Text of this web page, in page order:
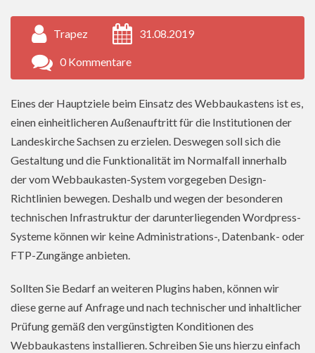
Trapez 31.08.2019
0 Kommentare
Eines der Hauptziele beim Einsatz des Webbaukastens ist es,
einen einheitlicheren Außenauftritt für die Institutionen der
Landeskirche Sachsen zu erzielen. Deswegen soll sich die
Gestaltung und die Funktionalität im Normalfall innerhalb
der vom Webbaukasten-System vorgegeben Design-
Richtlinien bewegen. Deshalb und wegen der besonderen
technischen Infrastruktur der darunterliegenden Wordpress-
Systeme können wir keine Administrations-, Datenbank- oder
FTP-Zungänge anbieten.
Sollten Sie Bedarf an weiteren Plugins haben, können wir
diese gerne auf Anfrage und nach technischer und inhaltlicher
Prüfung gemäß den vergünstigten Konditionen des
Webbaukastens installieren. Schreiben Sie uns hierzu einfach